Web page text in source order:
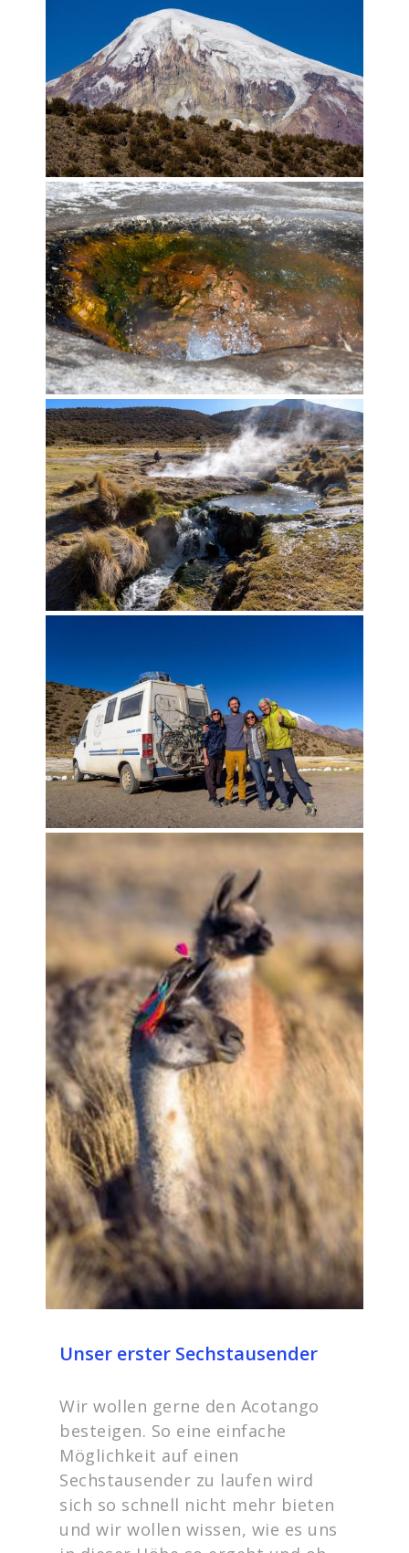
Unser erster Sechstausender
Wir wollen gerne den Acotango
besteigen. So eine einfache
Möglichkeit auf einen
Sechstausender zu laufen wird
sich so schnell nicht mehr bieten
und wir wollen wissen, wie es uns